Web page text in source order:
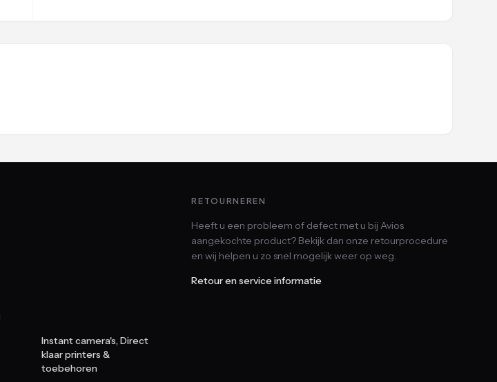
Instant camera's, Direct
klaar printers &
toebehoren
RETOURNEREN
Heeft u een probleem of defect met u bij Avios
aangekochte product? Bekijk dan onze retourprocedure
en wij helpen u zo snel mogelijk weer op weg.
Retour en service informatie